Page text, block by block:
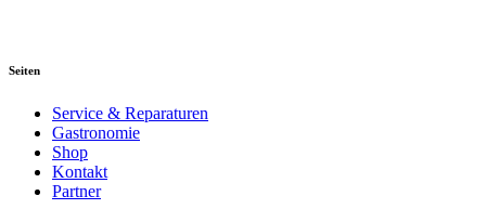
Seiten
Service & Reparaturen
Gastronomie
Shop
Kontakt
Partner